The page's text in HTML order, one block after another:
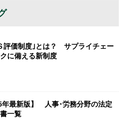
評価制度｣とは？ サプライチェー
に備える新制度
年最新版】 人事･労務分野の法定
一覧